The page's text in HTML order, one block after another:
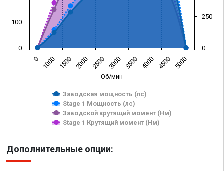
Об/мин
Заводская мощность (лс)
Stage 1 Мощность (лс)
Заводской крутящий момент (Нм)
Stage 1 Крутящий момент (Нм)
0 1000 1500 2000 2500 3000 3500 4000 4500 5000
0
100
0
250
Дополнительные опции: